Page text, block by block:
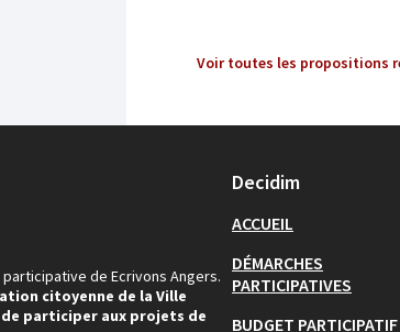
Voir toutes les propositions
de Ecrivons Angers.
citoyenne de la Ville
participer aux projets de
Decidim
ACCUEIL
DÉMARCHES
PARTICIPATIVES
BUDGET PARTICIPATIF